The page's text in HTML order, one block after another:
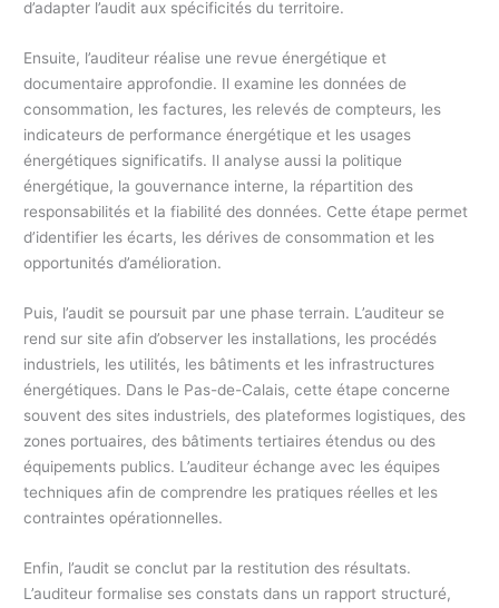
d’adapter l’audit aux spécificités du territoire.
Ensuite, l’auditeur réalise une revue énergétique et
documentaire approfondie. Il examine les données de
consommation, les factures, les relevés de compteurs, les
indicateurs de performance énergétique et les usages
énergétiques significatifs. Il analyse aussi la politique
énergétique, la gouvernance interne, la répartition des
responsabilités et la fiabilité des données. Cette étape permet
d’identifier les écarts, les dérives de consommation et les
opportunités d’amélioration.
Puis, l’audit se poursuit par une phase terrain. L’auditeur se
rend sur site afin d’observer les installations, les procédés
industriels, les utilités, les bâtiments et les infrastructures
énergétiques. Dans le Pas-de-Calais, cette étape concerne
souvent des sites industriels, des plateformes logistiques, des
zones portuaires, des bâtiments tertiaires étendus ou des
équipements publics. L’auditeur échange avec les équipes
techniques afin de comprendre les pratiques réelles et les
contraintes opérationnelles.
Enfin, l’audit se conclut par la restitution des résultats.
L’auditeur formalise ses constats dans un rapport structuré,